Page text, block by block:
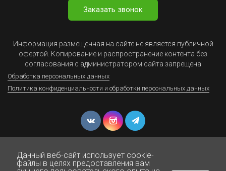
Заказать звонок
Информация размещенная на сайте не является публичной
офертой. Копирование и распространение контента без
согласования с администратором сайта запрещена
Обработка персональных данных
Политика конфиденциальности и обработки персональных данных
Данный веб-сайт использует cookie-
файлы в целях предоставления вам